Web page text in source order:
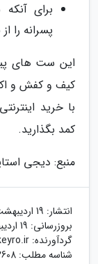
برای
پسرانه را
این ست های
کیف و کفش و
با خرید
کمد بگذارید.
منبع: دیجی
انتشار: 19 اردیبهشت 1404
بروزرسانی: 19 اردیبهشت 1404
گردآورنده:
شناسه مطلب: 2608